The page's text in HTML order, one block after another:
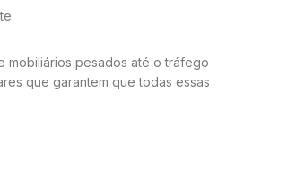
mobiliários pesados até o tráfego
que garantem que todas essas